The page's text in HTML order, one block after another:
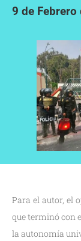
9 de Febrero
Para el autor, el
que terminó con
la autonomía